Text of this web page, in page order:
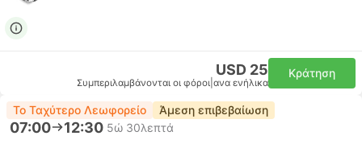
USD 25
Συμπεριλαμβάνονται οι φόροι ανα ενήλικα
Κράτηση
Το Ταχύτερο Λεωφορείο Άμεση επιβεβαίωση
07:00 12:30 5ώ 30λεπτά